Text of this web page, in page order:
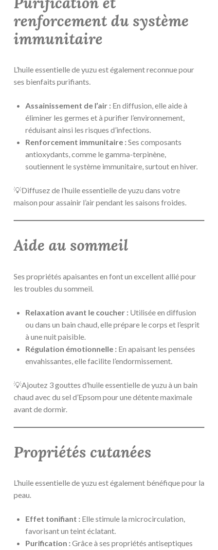
renforcement du système
immunitaire
L’huile essentielle de yuzu est également reconnue pour
ses bienfaits purifiants.
Assainissement de l’air : En diffusion, elle aide à
éliminer les germes et à purifier l’environnement,
réduisant ainsi les risques d’infections.
Renforcement immunitaire :Ses composants
antioxydants, comme le gamma-terpinène,
soutiennent le système immunitaire, surtout en hiver.
💡Diffusez de l’huile essentielle de yuzu dans votre
maison pour assainir l’air pendant les saisons froides.
Aide au sommeil
Ses propriétés apaisantes en font un excellent allié pour
les troubles du sommeil.
Relaxation avant le coucher : Utilisée en diffusion
ou dans un bain chaud, elle prépare le corps et l’esprit
à une nuit paisible.
Régulation émotionnelle : En apaisant les pensées
envahissantes, elle facilite l’endormissement.
💡Ajoutez 3 gouttes d’huile essentielle de yuzu à un bain
chaud avec du sel d’Epsom pour une détente maximale
avant de dormir.
Propriétés cutanées
L’huile essentielle de yuzu est également bénéfique pour la
peau.
Effet tonifiant : Elle stimule la microcirculation,
favorisant un teint éclatant.
Purification :Grâce à ses propriétés antiseptiques